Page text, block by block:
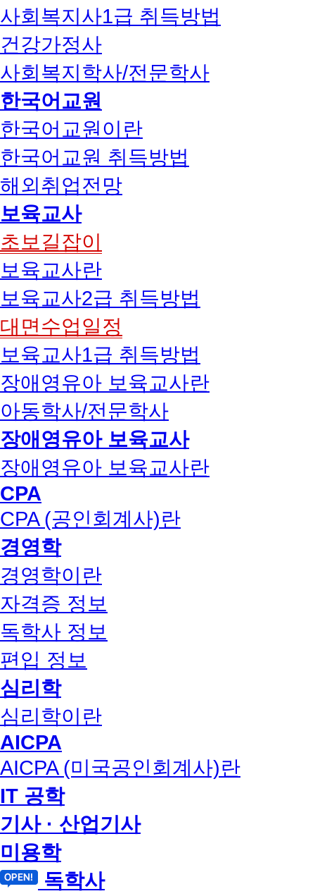
사회복지사1급 취득방법
건강가정사
사회복지학사/전문학사
한국어교원
한국어교원이란
한국어교원 취득방법
해외취업전망
보육교사
초보길잡이
보육교사란
보육교사2급 취득방법
대면수업일정
보육교사1급 취득방법
장애영유아 보육교사란
아동학사/전문학사
장애영유아 보육교사
장애영유아 보육교사란
CPA
CPA (공인회계사)란
경영학
경영학이란
자격증 정보
독학사 정보
편입 정보
심리학
심리학이란
AICPA
AICPA (미국공인회계사)란
IT 공학
기사 · 산업기사
미용학
독학사